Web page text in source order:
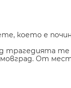
което е
трагедията те
От